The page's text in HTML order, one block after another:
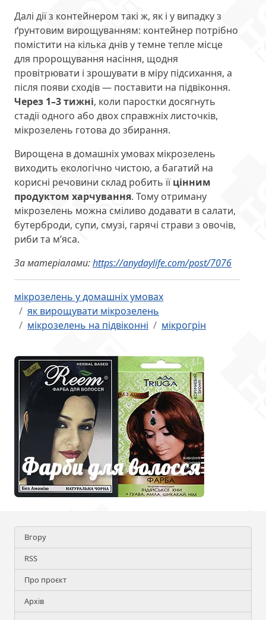
Далі дії з контейнером такі ж, як і у випадку з
ґрунтовим вирощуванням: контейнер потрібно
помістити на кілька днів у темне тепле місце
для пророщування насіння, щодня
провітрювати і зрошувати в міру підсихання, а
після появи сходів — поставити на підвіконня.
Через 1–3 тижні, коли паростки досягнуть
стадії одного або двох справжніх листочків,
мікрозелень готова до збирання.
Вирощена в домашніх умовах мікрозелень
виходить екологічно чистою, а багатий на
корисні речовини склад робить їїцінним
продуктом харчування. Тому отриману
мікрозелень можна сміливо додавати в салати,
бутерброди, супи, смузі, гарячі страви з овочів,
риби та м’яса.
За матеріалами:https://anydaylife.com/post/7076
мікрозелень у домашніх умовах
як вирощувати мікрозелень
мікрозелень на підвіконні
мікрогрін
Вгору
RSS
Про проєкт
Архів